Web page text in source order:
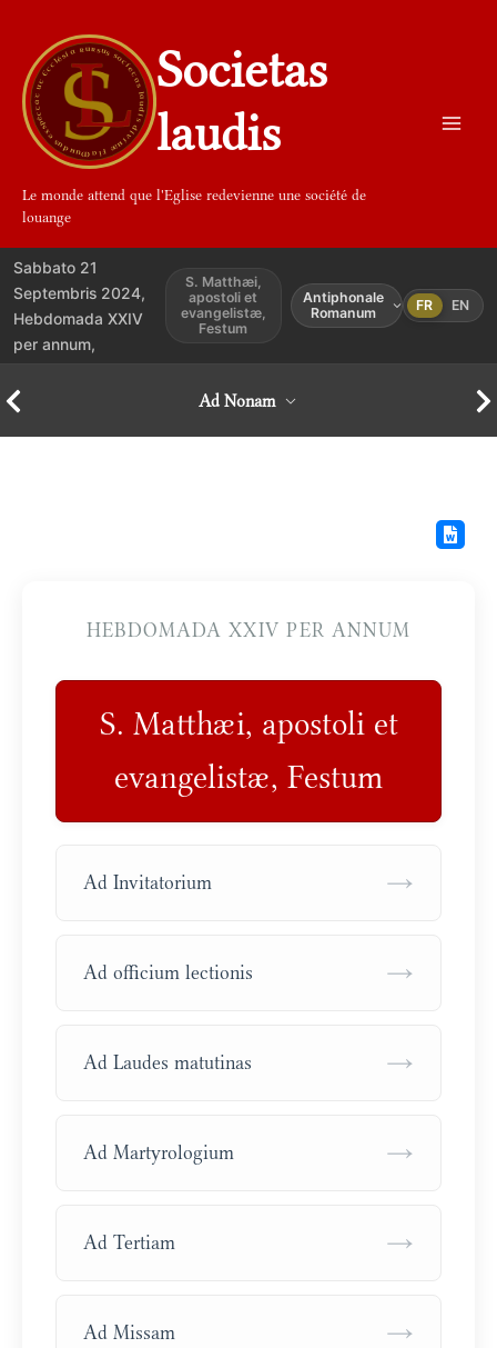
contenu
Societas
laudis
Le monde attend que l'Eglise redevienne une société de
louange
Sabbato 21
Septembris 2024,
Hebdomada XXIV
per annum,
S. Matthæi,
apostoli et
evangelistæ,
Festum
Antiphonale
Romanum
FR EN
Ad Nonam
HEBDOMADA XXIV PER ANNUM
S. Matthæi, apostoli et
evangelistæ, Festum
Ad Invitatorium →
Ad officium lectionis →
Ad Laudes matutinas →
Ad Martyrologium →
Ad Tertiam →
Ad Missam →